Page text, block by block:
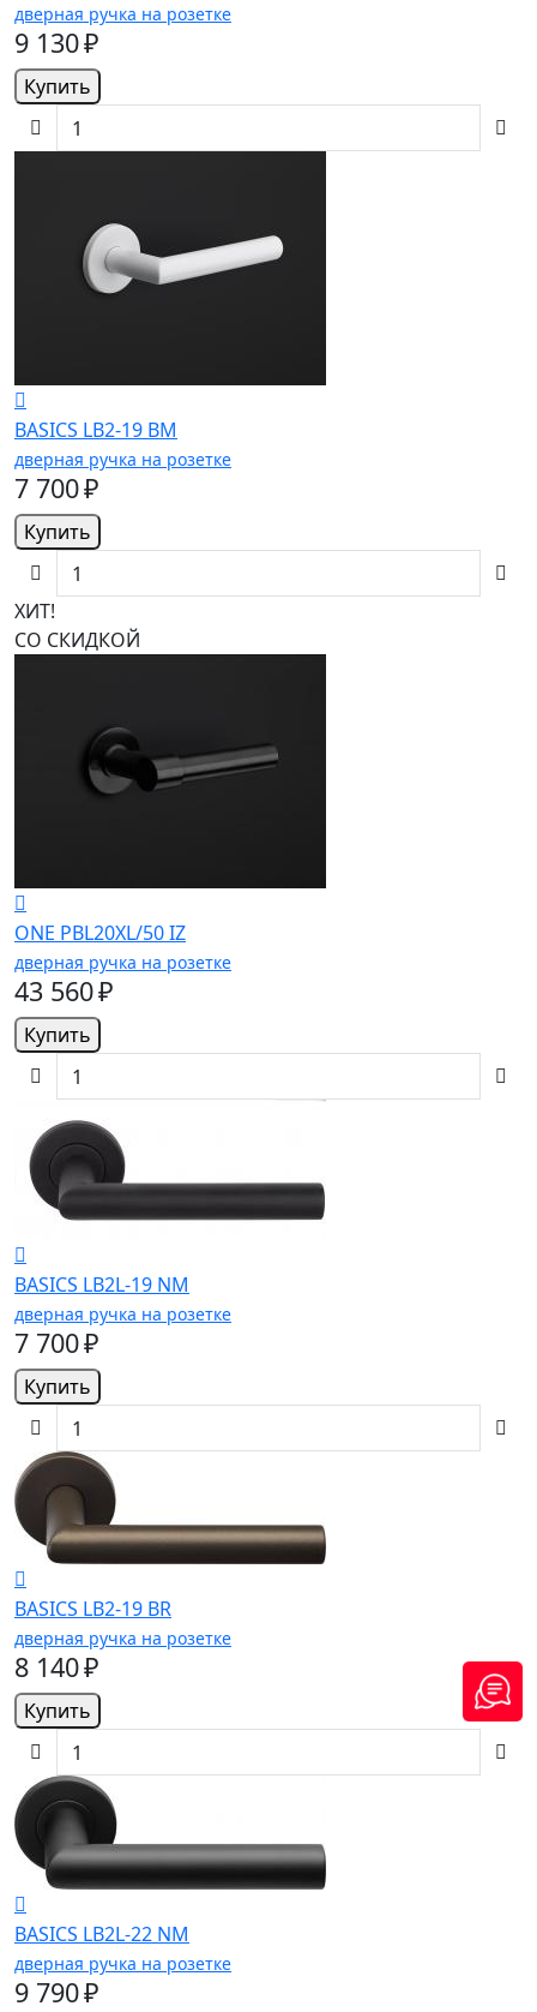
дверная ручка на розетке
9 130 ₽
Купить
BASICS LB2-19 BM
дверная ручка на розетке
7 700 ₽
Купить
ХИТ!
СО СКИДКОЙ
ONE PBL20XL/50 IZ
дверная ручка на розетке
43 560 ₽
Купить
BASICS LB2L-19 NM
дверная ручка на розетке
7 700 ₽
Купить
BASICS LB2-19 BR
дверная ручка на розетке
8 140 ₽
Купить
BASICS LB2L-22 NM
дверная ручка на розетке
9 790 ₽